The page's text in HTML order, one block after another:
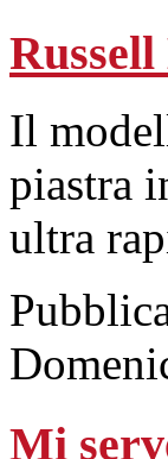
Il
piastra
ultra
Mi